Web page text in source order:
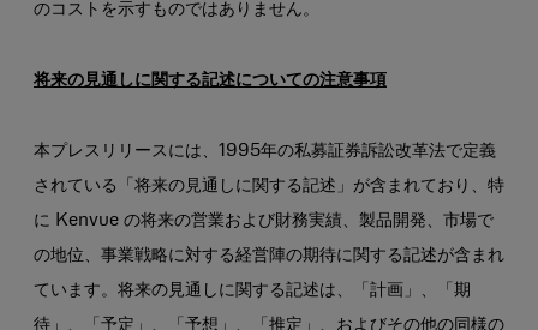
のコストを示すものではありません。
将来の見通しに関する記述についての注意事項
本プレスリリースには、1995年の私募証券訴訟改革法で定義
されている「将来の見通しに関する記述」が含まれており、特
に Kenvue の将来の営業および財務実績、製品開発、市場で
の地位、事業戦略に対する経営陣の期待に関する記述が含まれ
ています。将来の見通しに関する記述は、「計画」、「期
待」、「予定」、「予想」、「推定」、およびその他の同様の